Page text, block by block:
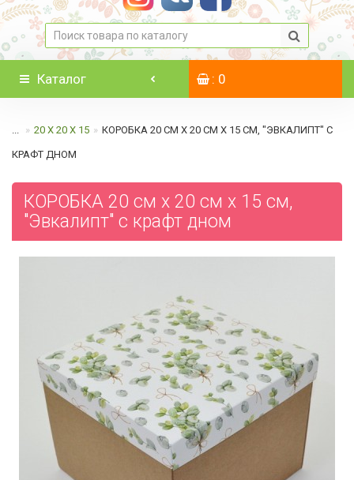
Каталог : 0
... 20 Х 20 Х 15 КОРОБКА 20 СМ Х 20 СМ Х 15 СМ, "ЭВКАЛИПТ" С
КРАФТ ДНОМ
КОРОБКА 20 см х 20 см х 15 см,
"Эвкалипт" с крафт дном